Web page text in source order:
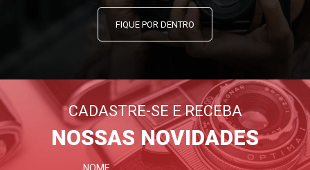
FIQUE POR DENTRO
CADASTRE-SE E RECEBA
NOSSAS NOVIDADES